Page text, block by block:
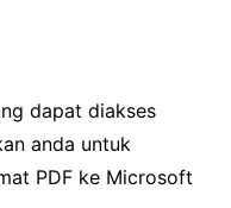
dapat diakses
anda untuk
PDF ke Microsoft